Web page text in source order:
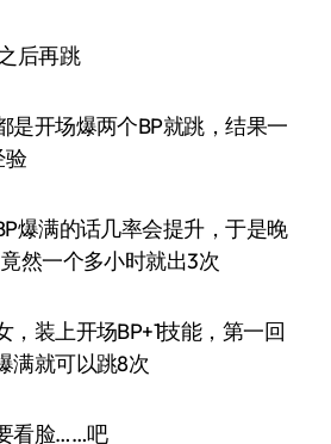
后再跳
是开场爆两个BP就跳，结果一
验
爆满的话几率会提升，于是晚
然一个多小时就出3次
，装上开场BP+1技能，第一回
满就可以跳8次
看脸……吧